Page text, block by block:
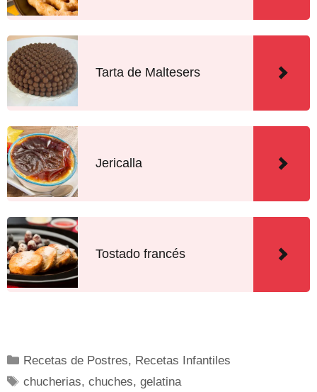
Tarta de Maltesers
Jericalla
Tostado francés
Recetas de Postres, Recetas Infantiles
chucherias,chuches,gelatina